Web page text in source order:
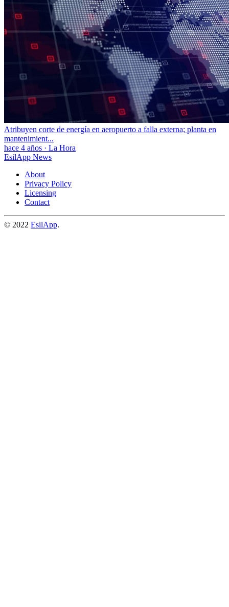
Atribuyen corte de energía en aeropuerto a falla externa; planta en
mantenimient...
hace 4 años · La Hora
EsilApp News
About
Privacy Policy
Licensing
Contact
© 2022 EsilApp.